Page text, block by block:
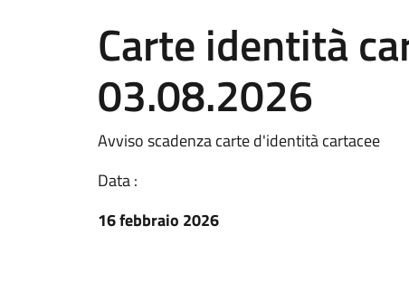
Carte identità
03.08.2026
Avviso scadenza carte d'identità cartacee
Data :
16 febbraio 2026